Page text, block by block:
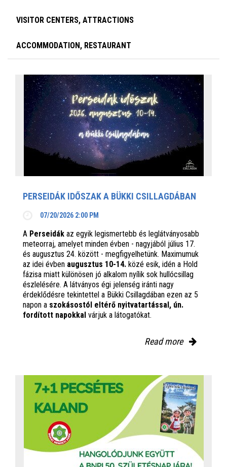
VISITOR CENTERS, ATTRACTIONS
ACCOMMODATION, RESTAURANT
PERSEIDÁK IDŐSZAK A BÜKKI CSILLAGDÁBAN
07/20/2026 2:00 PM
A Perseidák az egyik legismertebb és leglátványosabb
meteorraj, amelyet minden évben - nagyjából július 17.
és augusztus 24. között - megfigyelhetünk. Maximumuk
az idei évben augusztus 10-14. közé esik, idén a Hold
fázisa miatt különösen jó alkalom nyílik sok hullócsillag
észlelésére. A látványos égi jelenség iránti nagy
érdeklődésre tekintettel a Bükki Csillagdában ezen az 5
napon a szokásostól eltérő nyitvatartással, ún.
fordított napokkal várjuk a látogatókat.
Read more